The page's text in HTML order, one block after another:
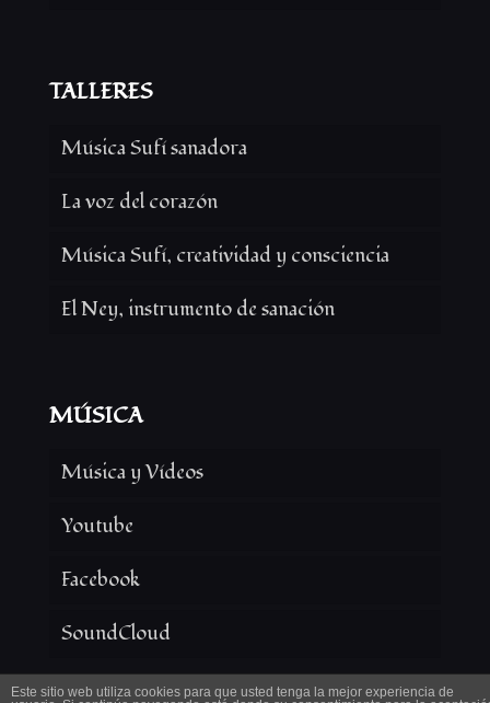
TALLERES
Música Sufí sanadora
La voz del corazón
Música Sufí, creatividad y consciencia
El Ney, instrumento de sanación
MÚSICA
Música y Vídeos
Youtube
Facebook
SoundCloud
Este sitio web utiliza cookies para que usted tenga la mejor experiencia de